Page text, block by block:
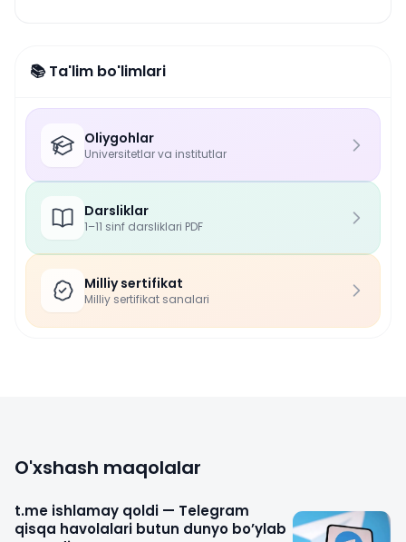
📚 Ta'lim bo'limlari
Oliygohlar
Universitetlar va institutlar
Darsliklar
1–11 sinf darsliklari PDF
Milliy sertifikat
Milliy sertifikat sanalari
O'xshash maqolalar
t.me ishlamay qoldi — Telegram
qisqa havolalari butun dunyo bo’ylab